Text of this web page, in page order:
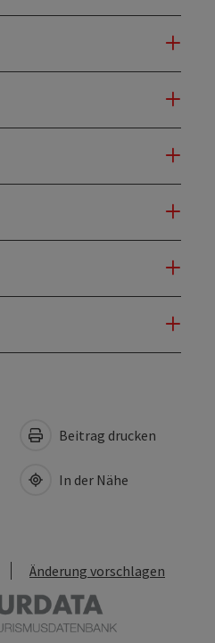
Beitrag drucken
In der Nähe
Änderung vorschlagen